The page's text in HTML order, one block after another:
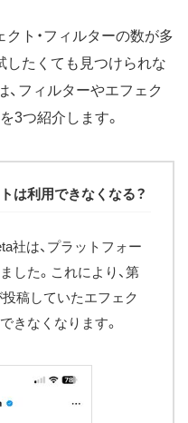
クト・フィルターの数が多
したくても見つけられな
、フィルターやエフェク
3つ紹介します。
は利用できなくなる？
社は、プラットフォー
した。これにより、第
投稿していたエフェク
きなくなります。